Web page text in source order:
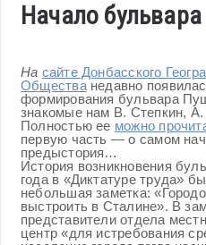
Начало
На сайте Донбасского
Обществанедавно
формирования бульвара
знакомые нам В. Степкин,
Полностью ее можно
первую часть — о самом
предыстория…
История возникновения
года в «Диктатуре труда»
небольшая заметка:
выстроить в Сталине». В
представители отдела
центр «для истребования